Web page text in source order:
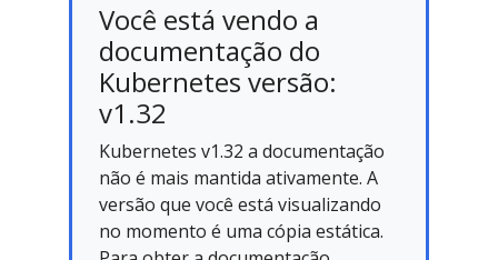
Você está vendo a
documentação do
Kubernetes versão:
v1.32
Kubernetes v1.32 a documentação
não é mais mantida ativamente. A
versão que você está visualizando
no momento é uma cópia estática.